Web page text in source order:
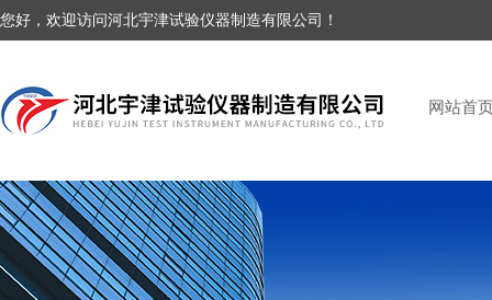
您好，欢迎访问河北宇津试验仪器制造有限公司！
网站首